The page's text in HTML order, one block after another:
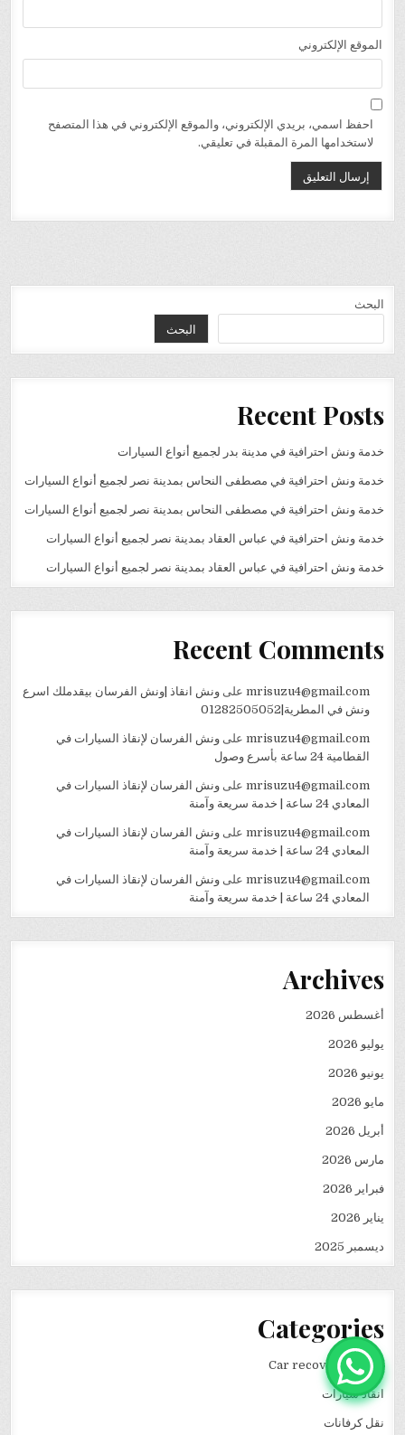
الموقع الإلكتروني
احفظ اسمي، بريدي الإلكتروني، والموقع الإلكتروني في هذا المتصفح
لاستخدامها المرة المقبلة في تعليقي.
البحث
البحث
Recent Posts
خدمة ونش احترافية في مدينة بدر لجميع أنواع السيارات
خدمة ونش احترافية في مصطفى النحاس بمدينة نصر لجميع أنواع السيارات
خدمة ونش احترافية في مصطفى النحاس بمدينة نصر لجميع أنواع السيارات
خدمة ونش احترافية في عباس العقاد بمدينة نصر لجميع أنواع السيارات
خدمة ونش احترافية في عباس العقاد بمدينة نصر لجميع أنواع السيارات
Recent Comments
mrisuzu4@gmail.comعلى ونش انقاذ |ونش الفرسان بيقدملك اسرع
ونش في المطرية|01282505052
mrisuzu4@gmail.comعلى ونش الفرسان لإنقاذ السيارات في
القطامية 24 ساعة بأسرع وصول
mrisuzu4@gmail.comعلى ونش الفرسان لإنقاذ السيارات في
المعادي 24 ساعة | خدمة سريعة وآمنة
mrisuzu4@gmail.comعلى ونش الفرسان لإنقاذ السيارات في
المعادي 24 ساعة | خدمة سريعة وآمنة
mrisuzu4@gmail.comعلى ونش الفرسان لإنقاذ السيارات في
المعادي 24 ساعة | خدمة سريعة وآمنة
Archives
أغسطس 2026
يوليو 2026
يونيو 2026
مايو 2026
أبريل 2026
مارس 2026
فبراير 2026
يناير 2026
ديسمبر 2025
Categories
Car recovery winch
انقاذ سيارات
نقل كرفانات